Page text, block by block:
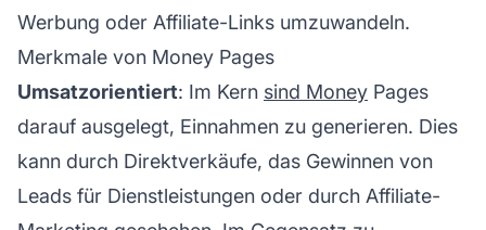
Werbung oder Affiliate-Links umzuwandeln.
Merkmale von Money Pages
Umsatzorientiert: Im Kern sind Money Pages
darauf ausgelegt, Einnahmen zu generieren. Dies
kann durch Direktverkäufe, das Gewinnen von
Leads für Dienstleistungen oder durch Affiliate-